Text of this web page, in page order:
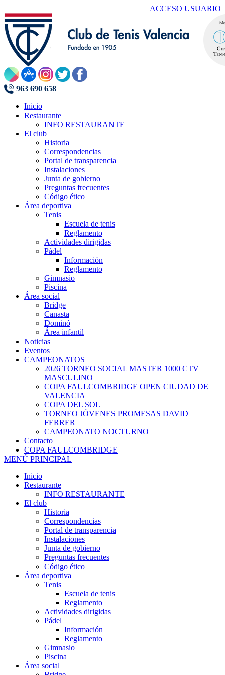
ACCESO USUARIO
963 690 658
Inicio
Restaurante
INFO RESTAURANTE
El club
Historia
Correspondencias
Portal de transparencia
Instalaciones
Junta de gobierno
Preguntas frecuentes
Código ético
Área deportiva
Tenis
Escuela de tenis
Reglamento
Actividades dirigidas
Pádel
Información
Reglamento
Gimnasio
Piscina
Área social
Bridge
Canasta
Dominó
Área infantil
Noticias
Eventos
CAMPEONATOS
2026 TORNEO SOCIAL MASTER 1000 CTV
MASCULINO
COPA FAULCOMBRIDGE OPEN CIUDAD DE
VALENCIA
COPA DEL SOL
TORNEO JÓVENES PROMESAS DAVID
FERRER
CAMPEONATO NOCTURNO
Contacto
COPA FAULCOMBRIDGE
MENÚ PRINCIPAL
Inicio
Restaurante
INFO RESTAURANTE
El club
Historia
Correspondencias
Portal de transparencia
Instalaciones
Junta de gobierno
Preguntas frecuentes
Código ético
Área deportiva
Tenis
Escuela de tenis
Reglamento
Actividades dirigidas
Pádel
Información
Reglamento
Gimnasio
Piscina
Área social